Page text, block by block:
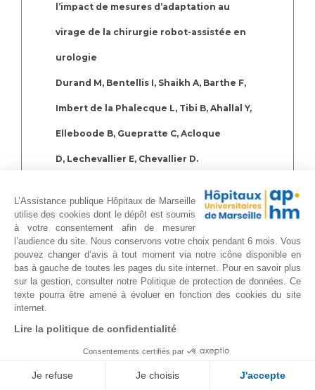
l’impact de mesures d’adaptation au
virage de la chirurgie robot-assistée en
urologie
Durand M, Bentellis I, Shaikh A, Barthe F,
Imbert de la Phalecque L, Tibi B, Ahallal Y,
Elleboode B, Guepratte C, Acloque
D, Lechevallier E, Chevallier D.
7087(21)00065-8. doi:
10.1016/j.purol.2020.12.019
Sunitinib Alone or After Nephrectomy for
Carcinoma: Is There Still a Role for
L’Assistance publique Hôpitaux de Marseille
utilise des cookies dont le dépôt est soumis
à votre consentement afin de mesurer
l’audience du site. Nous conservons votre choix pendant 6 mois. Vous
pouvez changer d’avis à tout moment via notre icône disponible en
bas à gauche de toutes les pages du site internet. Pour en savoir plus
sur la gestion, consulter notre Politique de protection de données. Ce
texte pourra être amené à évoluer en fonction des cookies du site
internet.
Lire la politique de confidentialité
Consentements certifiés par
Je refuse Je choisis J'accepte